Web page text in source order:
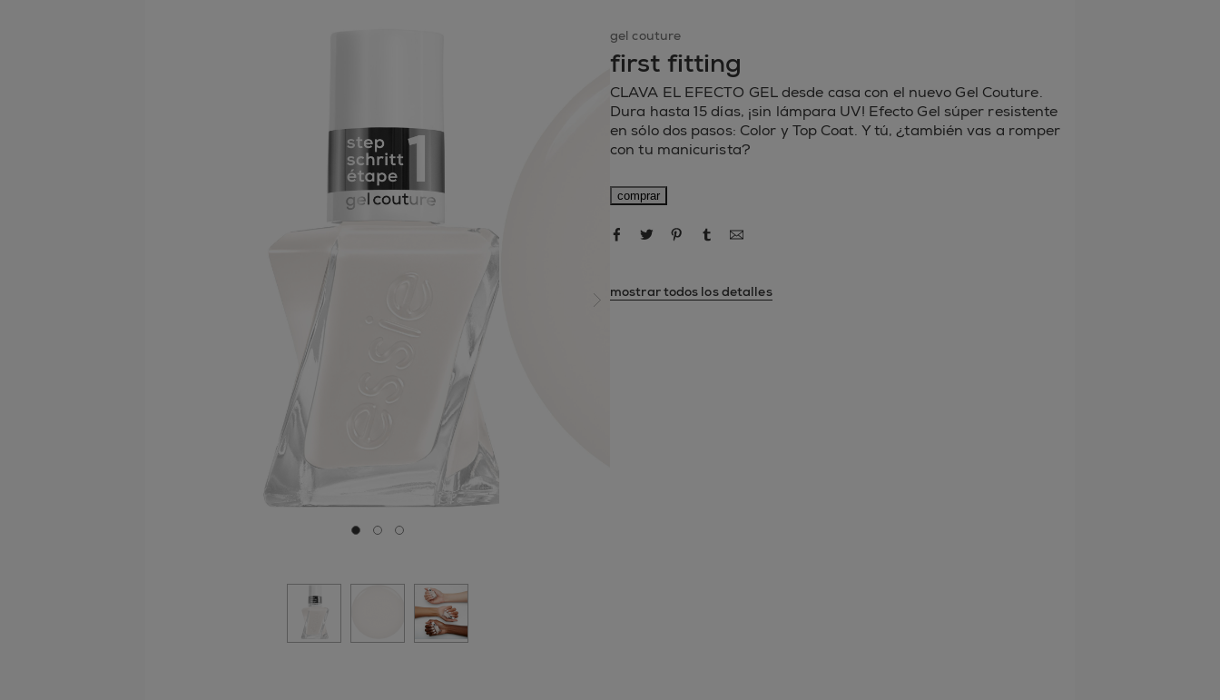
Ir a la diapositiva 0
Ir a la diapositiva 1
Ir a la diapositiva 2
gel couture
first fitting
CLAVA EL EFECTO GEL desde casa con el nuevo Gel Couture.
Dura hasta 15 días, ¡sin lámpara UV! Efecto Gel súper resistente
en sólo dos pasos: Color y Top Coat. Y tú, ¿también vas a romper
con tu manicurista?
comprar
compartir por Facebook
compartir por Twitter
compartir por Pinterest
compartir por Tumblr
mostrar todos los detalles